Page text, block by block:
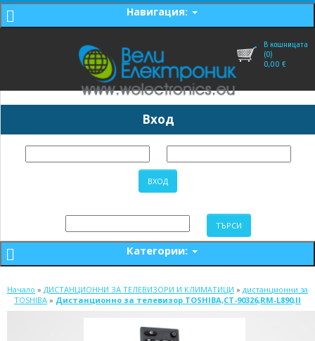
Навигация:
В кошницата
(0)
0,00 €
Вход
Категории:
Начало » ДИСТАНЦИОННИ ЗА ТЕЛЕВИЗОРИ И КЛИМАТИЦИ » дистанционни за
TOSHIBA » Дистанционно за телевизор TOSHIBA,CT-90326,RM-L890,II